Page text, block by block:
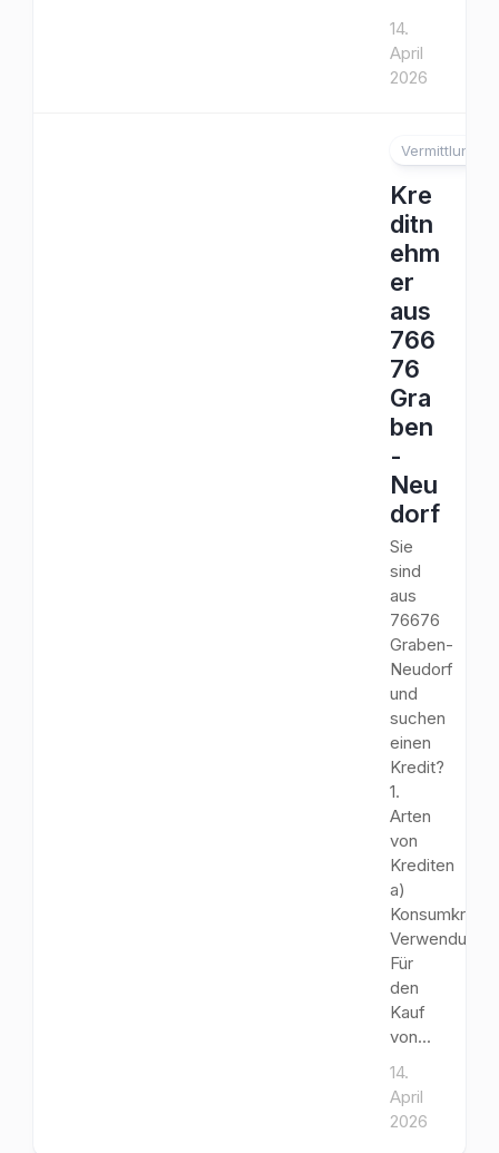
14.
April
2026
Vermittlung
Kre
ditn
ehm
er
aus
766
76
Gra
ben
-
Neu
dorf
Sie
sind
aus
76676
Graben-
Neudorf
und
suchen
einen
Kredit?
1.
Arten
von
Krediten
a)
Für
den
Kauf
von...
14.
April
2026